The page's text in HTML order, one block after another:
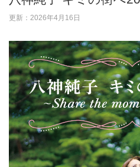
更新：2026年4月16日